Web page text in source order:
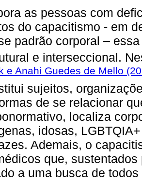
as pessoas com
do capacitismo - em
padrão corporal –
e interseccional.
e Anahi Guedes de Mello
sujeitos,
de se relacionar
localiza
idosas,
Ademais, o
que,
a uma busca de